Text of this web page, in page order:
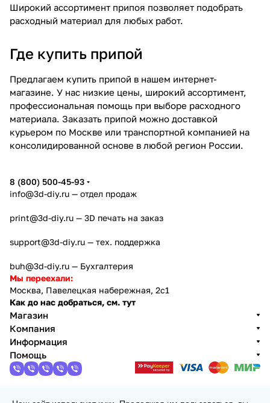
Широкий ассортимент припоя позволяет подобрать
расходный материал для любых работ.
Где купить припой
Предлагаем купить припой в нашем интернет-
магазине. У нас низкие цены, широкий ассортимент,
профессиональная помощь при выборе расходного
материала. Заказать припой можно доставкой
курьером по Москве или транспортной компанией на
консолидированной основе в любой регион России.
8 (800) 500-45-93
info@3d-diy.ru — отдел продаж
print@3d-diy.ru — 3D печать на заказ
support@3d-diy.ru — тех. поддержка
buh@3d-diy.ru — Бухгалтерия
Мы переехали:
Москва, Павелецкая набережная, 2с1
Как до нас добраться, см. тут
Магазин
Компания
Информация
Помощь